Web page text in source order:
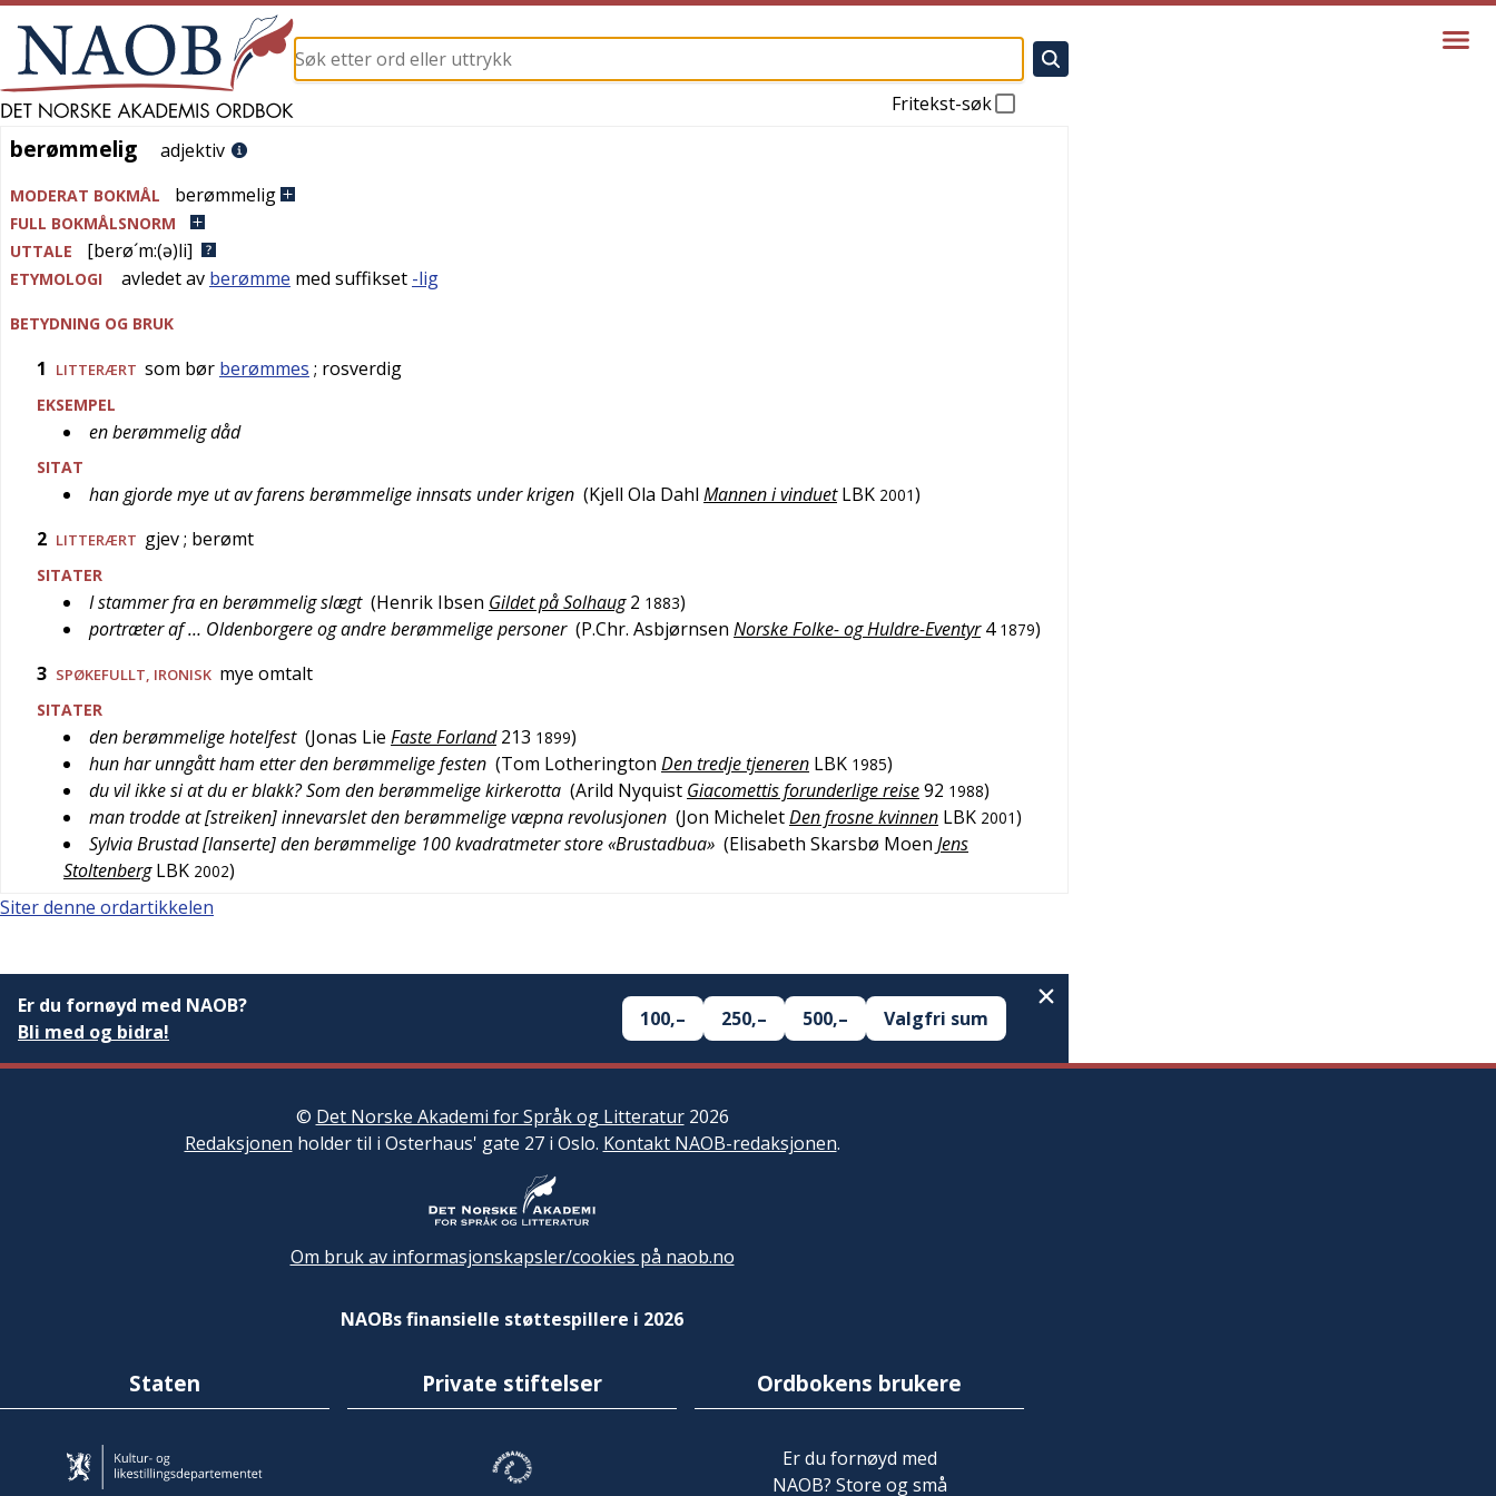
Fritekst-søk
berømmelig
berømmelig adjektiv
MODERAT BOKMÅL berømmelig
FULL BOKMÅLSNORM
UTTALE
[berø´m:(ə)li]
ETYMOLOGI avledet av berømme med suffikset -lig
BETYDNING OG BRUK
1 LITTERÆRT som bør berømmes ; rosverdig
EKSEMPEL
en berømmelig dåd
SITAT
han gjorde mye ut av farens berømmelige innsats under krigen (Kjell Ola Dahl Mannen i vinduet LBK 2001)
2 LITTERÆRT gjev; berømt
SITATER
I stammer fra en berømmelig slægt (Henrik Ibsen Gildet på Solhaug 2 1883)
portræter af … Oldenborgere og andre berømmelige personer (P.Chr. Asbjørnsen Norske Folke- og Huldre-Eventyr 4 1879)
3 SPØKEFULLT IRONISK mye omtalt
SITATER
den berømmelige hotelfest (Jonas Lie Faste Forland 213 1899)
hun har unngått ham etter den berømmelige festen (Tom Lotherington Den tredje tjeneren LBK 1985)
du vil ikke si at du er blakk? Som den berømmelige kirkerotta (Arild Nyquist Giacomettis forunderlige reise92 1988)
man trodde at [streiken] innevarslet den berømmelige væpna revolusjonen (Jon MicheletDen frosne kvinnen LBK 2001)
Sylvia Brustad [lanserte] den berømmelige 100 kvadratmeter store «Brustadbua» (Elisabeth Skarsbø Moen Jens
Stoltenberg LBK 2002)
Siter denne ordartikkelen
Er du fornøyd med NAOB?
Bli med og bidra!
100,– 250,– 500,– Valgfri sum
© Det Norske Akademi for Språk og Litteratur2026
Redaksjonen holder til i Osterhaus' gate 27 i Oslo. Kontakt NAOB-redaksjonen.
Om bruk av informasjonskapsler/cookies på naob.no
NAOBs finansielle støttespillere i 2026
Staten Private stiftelser Ordbokens brukere
Er du fornøyd med
NAOB? Store og små